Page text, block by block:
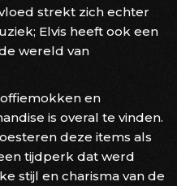
strekt zich echter
Elvis heeft ook een
wereld van
en
is overal te vinden.
deze items als
tijdperk dat werd
stijl en charisma van de